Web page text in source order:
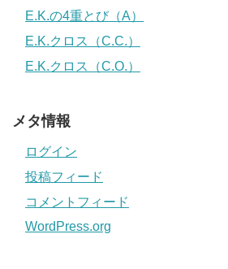
E.K.の4重とび（A）
E.K.クロス（C.C.）
E.K.クロス（C.O.）
メタ情報
ログイン
投稿フィード
コメントフィード
WordPress.org